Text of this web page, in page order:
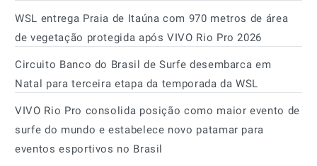
WSL entrega Praia de Itaúna com 970 metros de área
de vegetação protegida após VIVO Rio Pro 2026
Circuito Banco do Brasil de Surfe desembarca em
Natal para terceira etapa da temporada da WSL
VIVO Rio Pro consolida posição como maior evento de
surfe do mundo e estabelece novo patamar para
eventos esportivos no Brasil